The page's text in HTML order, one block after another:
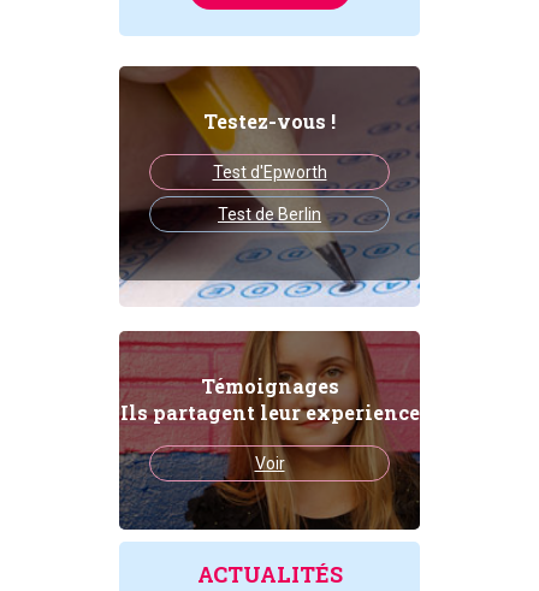
Testez-vous !
Test d'Epworth
Test de Berlin
Témoignages
Ils partagent leur experience
Voir
ACTUALITÉS